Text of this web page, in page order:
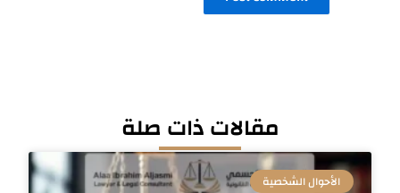
مقالات ذات صلة
الأحوال الشخصية